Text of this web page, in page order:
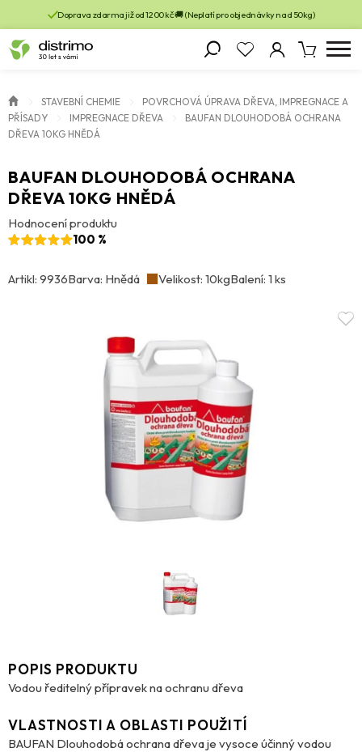
Doprava zdarma již od 1200 kč 🚚 (Neplatí pro objednávky nad 50kg)
STAVEBNÍ CHEMIE
POVRCHOVÁ ÚPRAVA DŘEVA, IMPREGNACE A
PŘÍSADY
IMPREGNACE DŘEVA
BAUFAN DLOUHODOBÁ OCHRANA
DŘEVA 10KG HNĚDÁ
BAUFAN DLOUHODOBÁ OCHRANA
DŘEVA 10KG HNĚDÁ
Hodnocení produktu
100 %
Artikl: 9936Barva: Hnědá Velikost: 10kgBalení: 1 ks
POPIS PRODUKTU
Vodou ředitelný přípravek na ochranu dřeva
VLASTNOSTI A OBLASTI POUŽITÍ
BAUFAN Dlouhodobá ochrana dřeva je vysoce účinný vodou